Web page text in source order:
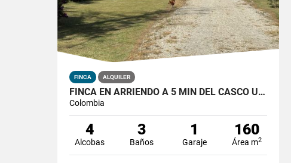
FINCA ALQUILER
FINCA EN ARRIENDO A 5 MIN DEL CASCO URBANO DE LA CEJA ANTIOQUIA
Colombia
4
Alcobas
3
Baños
1
Garaje
160
Área m2